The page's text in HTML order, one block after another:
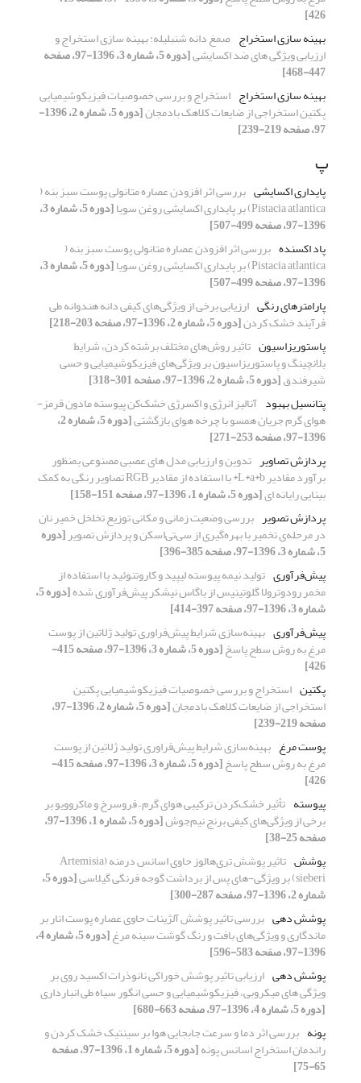
426]
بهینه سازی استخراج صمغ دانه شنبلیله: بهینه سازی استخراج و
ارزیابی ویژگی های ضد اکسایشی [دوره 5، شماره 3، 1396-97، صفحه
447-468]
بهینه سازی استخراج استخراج و بررسی خصوصیات فیزیکوشیمیایی
پکتین استخراجی از ضایعات کلاهک بادمجان [دوره 5، شماره 2، 1396-
97، صفحه 219-239]
پ
پایداری اکسایشی بررسی اثر افزودن عصاره متانولی پوست سبز بنه (
Pistacia atlantica) بر پایداری اکسایشی روغن سویا [دوره 5، شماره 3،
1396-97، صفحه 499-507]
پاد اکسنده بررسی اثر افزودن عصاره متانولی پوست سبز بنه (
Pistacia atlantica) بر پایداری اکسایشی روغن سویا [دوره 5، شماره 3،
1396-97، صفحه 499-507]
پارامترهای رنگی ارزیابی برخی از ویژگی‌های کیفی دانه هندوانه طی
فرآیند خشک کردن[دوره 5، شماره 2، 1396-97، صفحه 203-218]
پاستوریزاسیون تاثیر روش‌های مختلف برشته کردن، شرایط
بلانچینگ و پاستوریزاسیون بر ویژگی‌های فیزیکوشیمیایی و حسی
شیرفندق[دوره 5، شماره 2، 1396-97، صفحه 301-318]
پتانسیل بهبود آنالیز انرژی و اکسرژی خشک‌کن پیوسته مادون قرمز-
هوای گرم جریان همسو با چرخه هوای بازگشتی [دوره 5، شماره 2،
1396-97، صفحه 253-271]
پردازش تصاویر تدوین و ارزیابی مدل های عصبی مصنوعی بمنظور
برآورد مقادیر L*a*b* با استفاده از مقادیر RGB تصاویر رنگی به کمک
بینایی رایانه ای[دوره 5، شماره 1، 1396-97، صفحه 151-158]
پردازش تصویر بررسی وضعیت زمانی و مکانی توزیع تخلخل خمیر نان
در مرحله‌ی تخمیر با بهره‌گیری از سی‌تی‌اسکن و پردازش تصویر[دوره
5، شماره 3، 1396-97، صفحه 385-396]
پیش‌فرآوری تولید نیمه پیوسته لیپید و کاروتنوئید با استفاده از
مخمر رودوترولا گلوتینیس از باگاس نیشکر پیش‌فرآوری شده [دوره 5،
شماره 3، 1396-97، صفحه 397-414]
پیش‌فرآوری بهینه‌سازی شرایط پیش‌فراوری تولید ژلاتین از پوست
مرغ به روش سطح پاسخ [دوره 5، شماره 3، 1396-97، صفحه 415-
426]
پکتین استخراج و بررسی خصوصیات فیزیکوشیمیایی پکتین
استخراجی از ضایعات کلاهک بادمجان [دوره 5، شماره 2، 1396-97،
صفحه 219-239]
پوست مرغ بهینه‌سازی شرایط پیش‌فراوری تولید ژلاتین از پوست
مرغ به روش سطح پاسخ [دوره 5، شماره 3، 1396-97، صفحه 415-
426]
پیوسته تأثیر خشک‌کردن ترکیبی هوای گرم – فروسرخ و ماکروویو بر
برخی از ویژگی‌های کیفی برنج نیم‌جوش [دوره 5، شماره 1، 1396-97،
صفحه 25-38]
پوشش
تاثیر پوشش تری‌هالوز حاوی اسانس درمنه (Artemisia
sieberi) بر ویژگی-های پس از برداشت گوجه فرنگی گیلاسی [دوره 5،
شماره 2، 1396-97، صفحه 287-300]
پوشش دهی بررسی تاثیر پوشش آلژینات حاوی عصاره پوست انار بر
ماندگاری و ویژگی‌های بافت و رنگ گوشت سینه مرغ [دوره 5، شماره 4،
1396-97، صفحه 583-596]
پوشش دهی ارزیابی تاثیر پوشش خوراکی نانوذرات اکسید روی بر
ویژگی های میکروبی، فیزیکوشیمیایی و حسی انگور سیاه طی انبارداری
[دوره 5، شماره 4، 1396-97، صفحه 663-680]
پونه بررسی اثر دما و سرعت جابجایی هوا بر سینتیک خشک کردن و
راندمان استخراج اسانس پونه [دوره 5، شماره 1، 1396-97، صفحه
65-75]